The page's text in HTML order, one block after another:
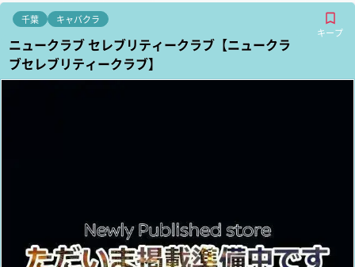
千葉
キャバクラ
キープ
ニュークラブ セレブリティークラブ【ニュークラ
ブセレブリティークラブ】